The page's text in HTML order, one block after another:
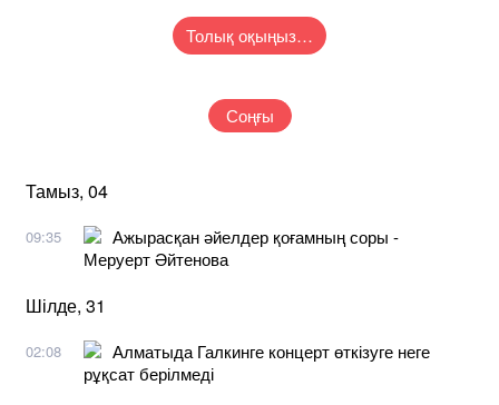
Толық оқыңыз…
Соңғы
Тамыз, 04
09:35
Ажырасқан әйелдер қоғамның соры -
Меруерт Әйтенова
Шілде, 31
02:08
Алматыда Галкинге концерт өткізуге неге
рұқсат берілмеді